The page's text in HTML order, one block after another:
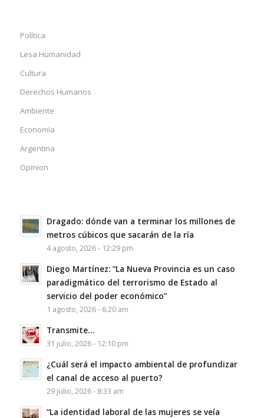
Política
Lesa Humanidad
Cultura
Derechos Humanos
Ambiente
Economía
Argentina
Opinion
Dragado: dónde van a terminar los millones de
metros cúbicos que sacarán de la ría
4 agosto, 2026 - 12:29 pm
Diego Martínez: “La Nueva Provincia es un caso
paradigmático del terrorismo de Estado al
servicio del poder económico”
1 agosto, 2026 - 6:20 am
Transmite…
31 julio, 2026 - 12:10 pm
¿Cuál será el impacto ambiental de profundizar
el canal de acceso al puerto?
29 julio, 2026 - 8:33 am
“La identidad laboral de las mujeres se veía